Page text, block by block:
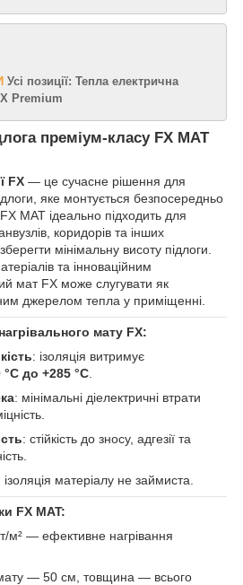
Усі позиції: Тепла електрична
Premium
преміум-класу FX MAT
FX — це сучасне рішення для
яке монтується безпосередньо
MAT ідеально підходить для
коридорів та інших
мінімальну висоту підлоги.
та інноваційним
мат FX може слугувати як
джерелом тепла у приміщенні.
мату FX:
: ізоляція витримує
°C до +285 °C
: мінімальні діелектричні втрати
: стійкість до зносу, адгезії та
ізоляція матеріалу не займиста.
FX MAT:
м² — ефективне нагрівання
— 50 см, товщина — всього